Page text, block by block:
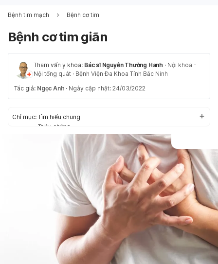
Bệnh tim mạch Bệnh cơ tim
Bệnh cơ tim giãn
Tham vấn y khoa: Bác sĩ Nguyễn Thường Hanh · Nội khoa -
Nội tổng quát · Bệnh Viện Đa Khoa Tỉnh Bắc Ninh
Tác giả: Ngọc Anh · Ngày cập nhật: 24/03/2022
Chỉ mục: Tìm hiểu chung
Triệu chứng
Nguyên nhân
Chẩn đoán và điều trị
Biến chứng
Phòng ngừa